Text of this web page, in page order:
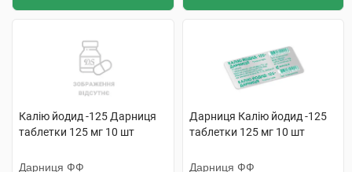
Калію йодид -125 Дарниця
таблетки 125 мг 10 шт
Дарниця ФФ
Дарниця Калію йодид -125
таблетки 125 мг 10 шт
Дарниця ФФ